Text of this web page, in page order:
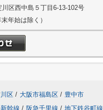
区西中島５丁目6-13-102号
年始は除く）
区 / 大阪市福島区 / 豊中市
幹線 / 阪急千里線 / 地下鉄谷町線